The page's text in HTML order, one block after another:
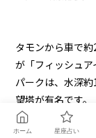
タモンから車で
が「フィッシュ
パークは、水深
望塔が有名です。
ホーム 星座占い